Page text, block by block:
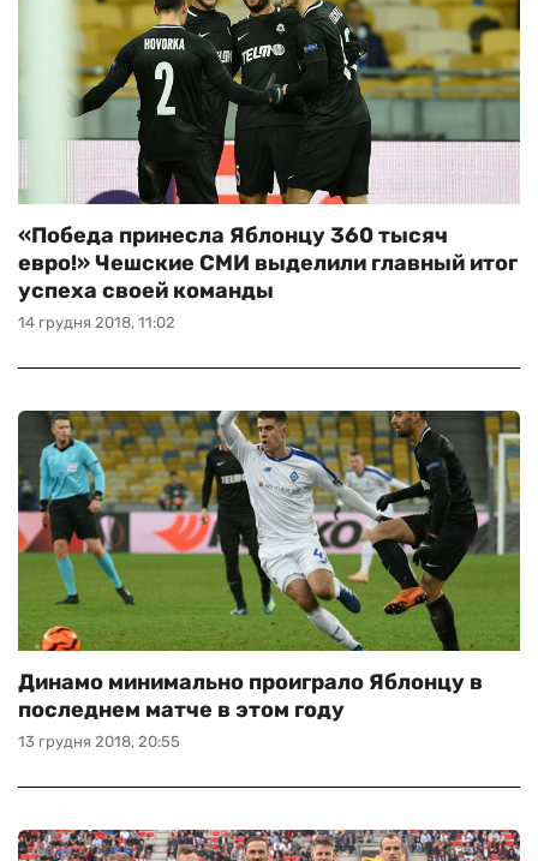
14 грудня 2018, 11:02
«Победа принесла Яблонцу 360 тысяч
евро!» Чешские СМИ выделили главный итог
успеха своей команды
13 грудня 2018, 20:55
Динамо минимально проиграло Яблонцу в
последнем матче в этом году